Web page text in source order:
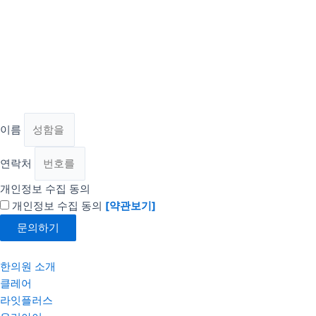
이름
연락처
개인정보 수집 동의
개인정보 수집 동의 [약관보기]
문의하기
한의원 소개
클레어
라잇플러스